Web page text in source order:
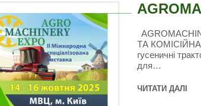
ТА КОМІСІЙНА
гусеничні
для…
ЧИТАТИ ДАЛІ